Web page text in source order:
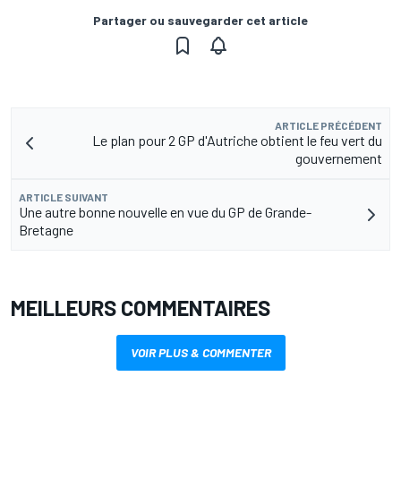
Partager ou sauvegarder cet article
ARTICLE PRÉCÉDENT
Le plan pour 2 GP d'Autriche obtient le feu vert du
gouvernement
ARTICLE SUIVANT
Une autre bonne nouvelle en vue du GP de Grande-
Bretagne
MEILLEURS COMMENTAIRES
VOIR PLUS & COMMENTER